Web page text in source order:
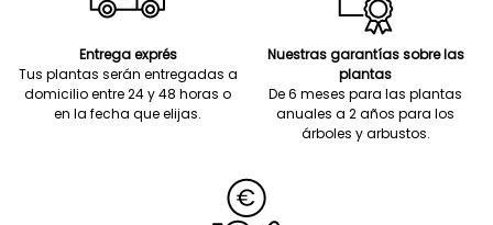
Entrega exprés
Tus plantas serán entregadas a
domicilio entre 24 y 48 horas o
en la fecha que elijas.
Nuestras garantías sobre las
plantas
De 6 meses para las plantas
anuales a 2 años para los
árboles y arbustos.